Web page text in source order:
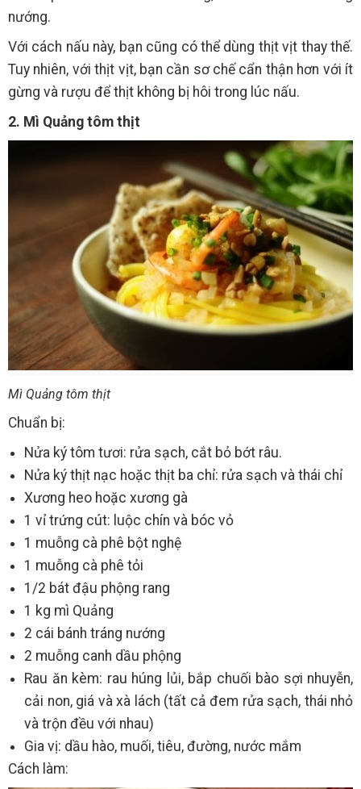
nướng.
Với cách nấu này, bạn cũng có thể dùng thịt vịt thay thế.
Tuy nhiên, với thịt vịt, bạn cần sơ chế cẩn thận hơn với ít
gừng và rượu để thịt không bị hôi trong lúc nấu.
2. Mì Quảng tôm thịt
Mì Quảng tôm thịt
Chuẩn bị:
Nửa ký tôm tươi: rửa sạch, cắt bỏ bớt râu.
Nửa ký thịt nạc hoặc thịt ba chỉ: rửa sạch và thái chỉ
Xương heo hoặc xương gà
1 vỉ trứng cút: luộc chín và bóc vỏ
1 muỗng cà phê bột nghệ
1 muỗng cà phê tỏi
1/2 bát đậu phộng rang
1 kg mì Quảng
2 cái bánh tráng nướng
2 muỗng canh dầu phộng
Rau ăn kèm: rau húng lủi, bắp chuối bào sợi nhuyễn,
cải non, giá và xà lách (tất cả đem rửa sạch, thái nhỏ
và trộn đều với nhau)
Gia vị: dầu hào, muối, tiêu, đường, nước mắm
Cách làm: